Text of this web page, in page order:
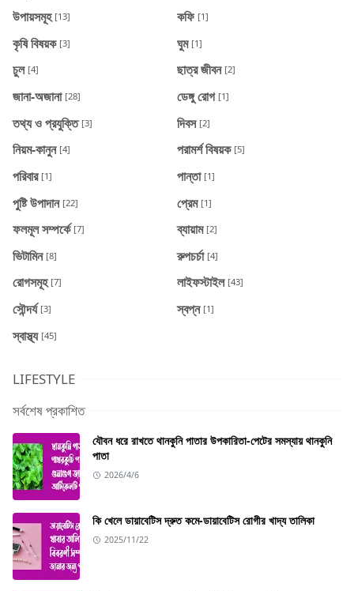
উপায়সমূহ [13] কফি [1]
কৃষি বিষয়ক [3] ঘুম [1]
চুল [4] ছাত্র জীবন [2]
জানা-অজানা [28] ডেঙ্গু রোগ [1]
তথ্য ও প্রযুক্তি [3] দিবস [2]
নিয়ম-কানুন [4] পরামর্শ বিষয়ক [5]
পরিবার [1] পান্তা [1]
পুষ্টি উপাদান [22] প্রেম [1]
ফলমূল সম্পর্কে [7] ব্যায়াম [2]
ভিটামিন [8] রুপচর্চা [4]
রোগসমূহ [7] লাইফস্টাইল [43]
সৌন্দর্য [3] স্বপ্ন [1]
স্বাস্থ্য [45]
LIFESTYLE
সর্বশেষ প্রকাশিত
যৌবন ধরে রাখতে থানকুনি পাতার উপকারিতা-পেটের সমস্যায় থানকুনি
পাতা
2026/4/6
কি খেলে ডায়াবেটিস দ্রুত কমে-ডায়াবেটিস রোগীর খাদ্য তালিকা
2025/11/22